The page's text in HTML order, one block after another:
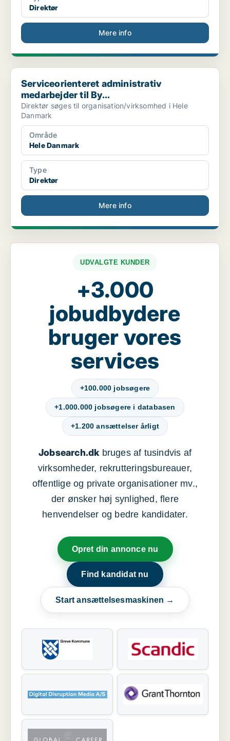
Direktør
Mere info
Serviceorienteret administrativ medarbejder til By...
Serviceorienteret administrativ
medarbejder til By...
Direktør søges til organisation/virksomhed i Hele
Danmark
Område
Hele Danmark
Type
Direktør
Mere info
UDVALGTE KUNDER
+3.000
jobudbydere
bruger vores
services
+100.000 jobsøgere
+1.000.000 jobsøgere i databasen
+1.200 ansættelser årligt
Jobsearch.dkbruges af tusindvis af
virksomheder, rekrutteringsbureauer,
offentlige og private organisationer mv.,
der ønsker høj synlighed, flere
henvendelser og bedre kandidater.
Opret din annonce nu
Find kandidat nu
Start ansættelsesmaskinen →